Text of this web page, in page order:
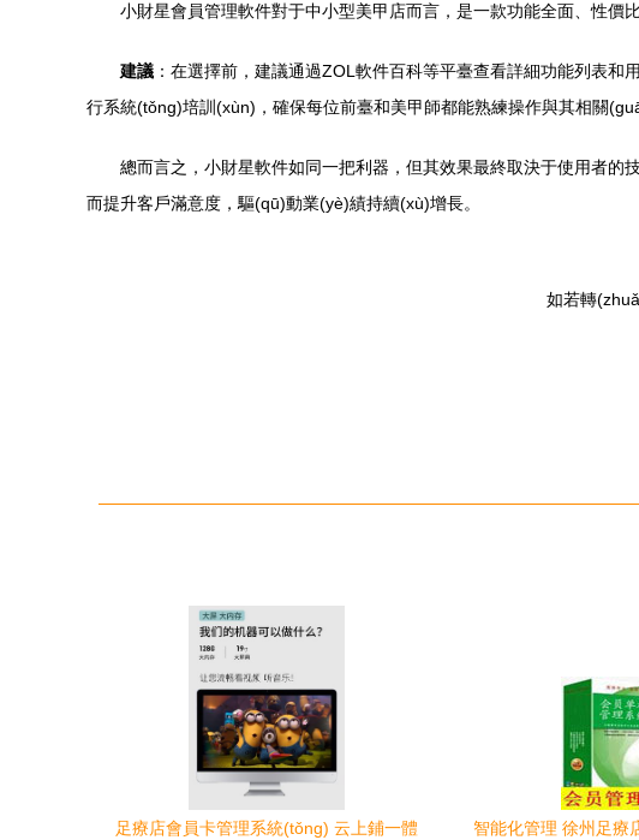
小財星會員管理軟件對于中小型美甲店而言，是一款功能全面、性價
建議 ：在選擇前，建議通過ZOL軟件百科等平臺查看詳細功能列表
行系統(tǒng)培訓(xùn)，確保每位前臺和美甲師都能熟練操作與其相關
總而言之，小財星軟件如同一把利器，但其效果最終取決于使用者
而提升客戶滿意度，驅(qū)動業(yè)績持續(xù)增長。
如若轉
足療店會員卡管理系統(tǒng) 云上鋪一體
智能化管理 徐州足療